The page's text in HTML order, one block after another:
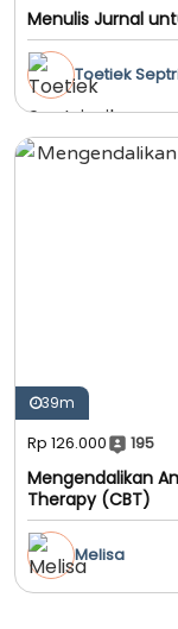
Menulis Jurnal
Toetiek
39m
Rp 126.000 195
Mengendalikan
Therapy (CBT)
Melisa